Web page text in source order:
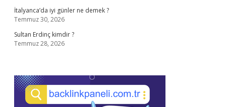
İtalyanca’da iyi günler ne demek ?
Temmuz 30, 2026
Sultan Erdinç kimdir ?
Temmuz 28, 2026